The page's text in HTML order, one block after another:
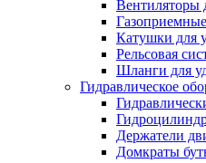
Вентиляторы
Катушки для
Рельсовая
Шланги для
Гидравлическое
Держатели
Домкраты